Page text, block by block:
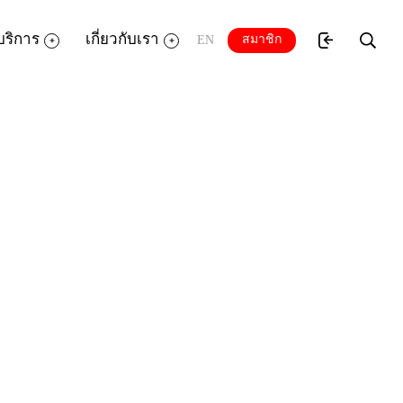
ริการ เกี่ยวกับเรา EN สมาชิก